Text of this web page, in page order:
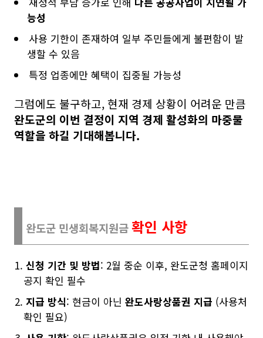
능성
사용 기한이 존재하여 일부 주민들에게 불편함이 발
생할 수 있음
특정 업종에만 혜택이 집중될 가능성
그럼에도 불구하고, 현재 경제 상황이 어려운 만큼
완도군의 이번 결정이 지역 경제 활성화의 마중물
역할을 하길 기대해봅니다.
완도군 민생회복지원금확인 사항
신청 기간 및 방법: 2월 중순 이후, 완도군청 홈페이지
공지 확인 필수
지급 방식: 현금이 아닌 완도사랑상품권 지급 (사용처
확인 필요)